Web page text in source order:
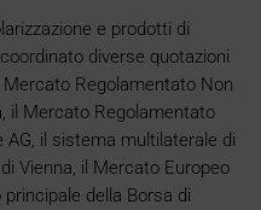
e prodotti di
diverse quotazioni
Regolamentato Non
il Mercato Regolamentato
il sistema multilaterale di
Vienna, il Mercato Europeo
della Borsa di